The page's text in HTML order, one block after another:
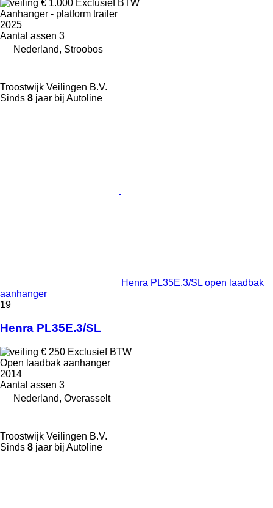
€ 1.000 Exclusief BTW
Aanhanger - platform trailer
2025
Aantal assen 3
Nederland, Stroobos
Troostwijk Veilingen B.V.
Sinds 8 jaar bij Autoline
Henra PL35E.3/SL open laadbak
aanhanger
19
Henra PL35E.3/SL
€ 250 Exclusief BTW
Open laadbak aanhanger
2014
Aantal assen 3
Nederland, Overasselt
Troostwijk Veilingen B.V.
Sinds 8 jaar bij Autoline